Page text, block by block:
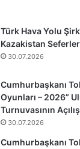
Türk Hava Yolu
Kazakistan
30.07.2026
Cumhurbaşkanı
Oyunları – 2026”
Turnuvasının
30.07.2026
Cumhurbaşkanı